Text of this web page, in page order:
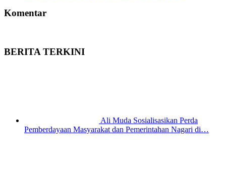
Komentar
BERITA TERKINI
Ali Muda Sosialisasikan Perda
Pemberdayaan Masyarakat dan Pemerintahan Nagari di…